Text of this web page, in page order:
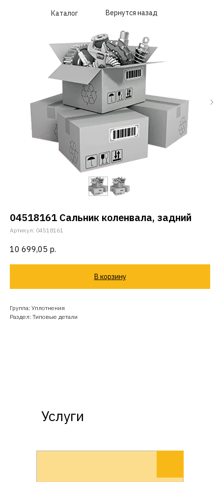
Каталог Вернутся назад
04518161 Cальник коленвала, задний
Артикул: 04518161
10 699,05 р.
В корзину
Группа: Уплотнения
Раздел: Типовые детали
Услуги